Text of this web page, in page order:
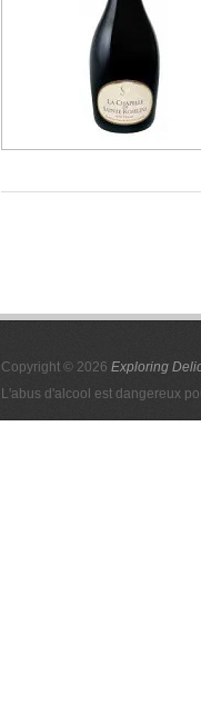
Copyright © 2026 Exploring
L'abus d'alcool est dangereux